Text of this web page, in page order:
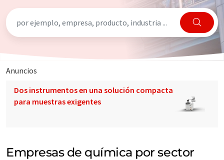
Anuncios
Dos instrumentos en una solución compacta
para muestras exigentes
Empresas de química por sector